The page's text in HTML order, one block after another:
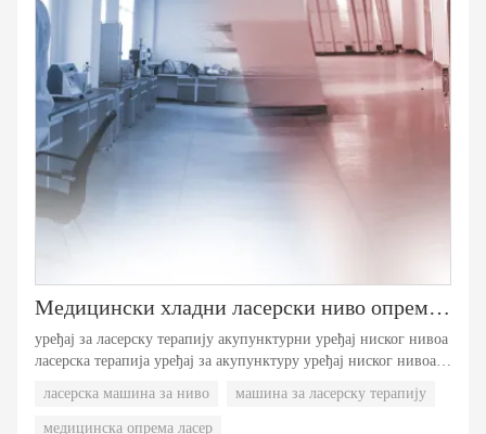
Медицински хладни ласерски ниво опреме Машина за терапију бр.2
уређај за ласерску терапију акупунктурни уређај ниског нивоа
ласерска терапија уређај за акупунктуру уређај ниског нивоа
терапија акупунктурни уређај ласерска терапија
акупунктурног уређаја ниског нивоа ласерска терапија
ласерска машина за ниво машина за ласерску терапију
медицинска опрема ласер